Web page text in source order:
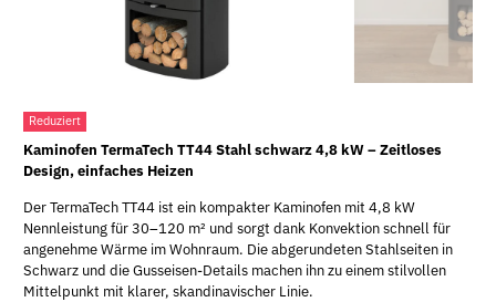
Reduziert
Kaminofen TermaTech TT44 Stahl schwarz 4,8 kW – Zeitloses
Design, einfaches Heizen
Der TermaTech TT44 ist ein kompakter Kaminofen mit 4,8 kW
Nennleistung für 30–120 m² und sorgt dank Konvektion schnell für
angenehme Wärme im Wohnraum. Die abgerundeten Stahlseiten in
Schwarz und die Gusseisen-Details machen ihn zu einem stilvollen
Mittelpunkt mit klarer, skandinavischer Linie.